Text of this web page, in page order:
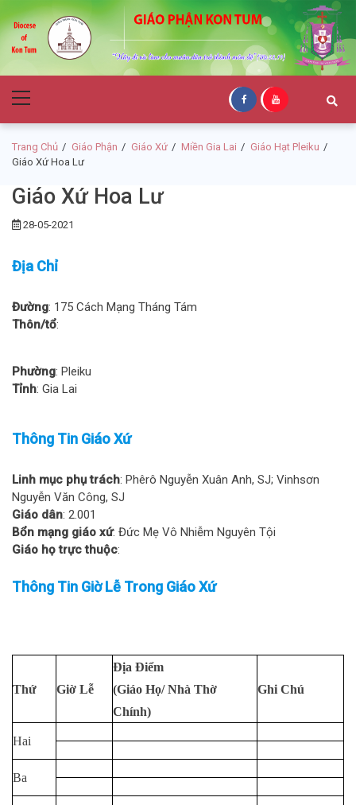
to
navigation
to
content
Giáo Phận Kon
Tum
Menu
Trang Chủ Giáo Phận Giáo Xứ Miền Gia Lai
Giáo Hạt Pleiku
Giáo Xứ Hoa Lư
Giáo Xứ Hoa Lư
28-05-2021
Địa Chỉ
Đường: 175 Cách Mạng Tháng Tám
Thôn/tổ:
Phường: Pleiku
Tỉnh: Gia Lai
Thông Tin Giáo Xứ
Linh mục phụ trách: Phêrô Nguyễn Xuân Anh, SJ; Vinhsơn
Nguyễn Văn Công, SJ
Giáo dân: 2.001
Bổn mạng giáo xứ: Đức Mẹ Vô Nhiễm Nguyên Tội
Giáo họ trực thuộc:
Thông Tin Giờ Lễ Trong Giáo Xứ
Thứ Giờ Lễ
Địa Điểm
(Giáo Họ/ Nhà Thờ
Chính)
Ghi Chú
Hai
Ba